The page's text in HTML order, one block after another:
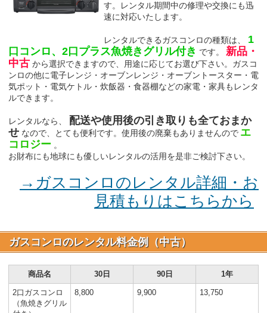
す。レンタル期間中の修理や交換にも迅
速に対応いたします。
レンタルできるガスコンロの種類は、
1
口コンロ、2口プラス魚焼きグリル付き です。
新品・
中古 から選択できますので、用途に応じてお選び下さい。ガスコ
ンロの他に電子レンジ・オーブンレンジ・オーブントースター・電
気ポット・電気ケトル・炊飯器・食器棚などの家電・家具もレンタ
ルできます。
レンタルなら、
配送や使用後の引き取りも全ておまか
せ なので、とても便利です。使用後の廃棄もありませんので エ
コロジー 。
お財布にも地球にも優しいレンタルの活用を是非ご検討下さい。
→ガスコンロのレンタル詳細・お
見積もりはこちらから
ガスコンロのレンタル料金例（中古）
商品名 30日 90日 1年
2口ガスコンロ
（魚焼きグリル
8,800 9,900 13,750